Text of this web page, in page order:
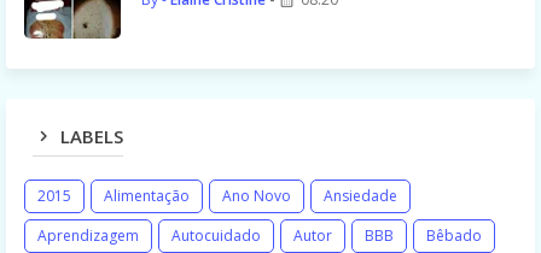
LABELS
2015 Alimentação Ano Novo
Ansiedade
Aprendizagem
Autocuidado Autor BBB
Bêbado